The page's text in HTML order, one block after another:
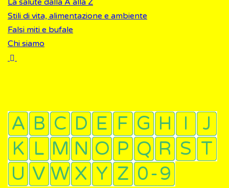
La salute dalla A alla Z
Stili di vita, alimentazione e ambiente
Falsi miti e bufale
Chi siamo